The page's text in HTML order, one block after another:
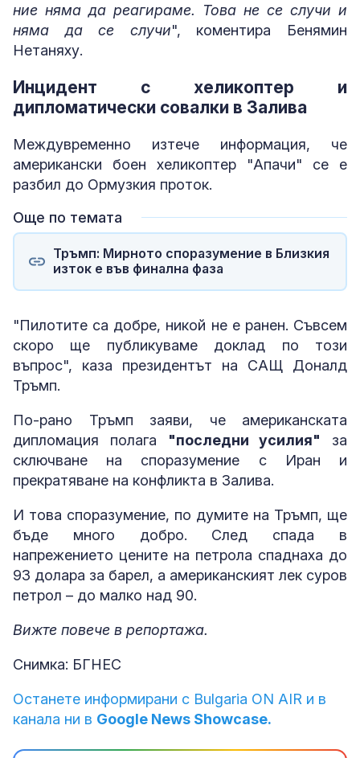
ние няма да реагираме. Това не се случи и
няма да се случи", коментира Бенямин
Нетаняху.
Инцидент с хеликоптер и
дипломатически совалки в Залива
Междувременно изтече информация, че
американски боен хеликоптер "Апачи" се е
разбил до Ормузкия проток.
Още по темата
Тръмп: Мирното споразумение в Близкия
изток е във финална фаза
"Пилотите са добре, никой не е ранен. Съвсем
скоро ще публикуваме доклад по този
въпрос", каза президентът на САЩ Доналд
Тръмп.
По-рано Тръмп заяви, че американската
дипломация полага
"последни усилия"
за
сключване на споразумение с Иран и
прекратяване на конфликта в Залива.
И това споразумение, по думите на Тръмп, ще
бъде много добро. След спада в
напрежението цените на петрола спаднаха до
93 долара за барел, а американският лек суров
петрол – до малко над 90.
Вижте повече в репортажа.
Снимка: БГНЕС
Останете информирани с Bulgaria ON AIR и в
канала ни в Google News Showcase.